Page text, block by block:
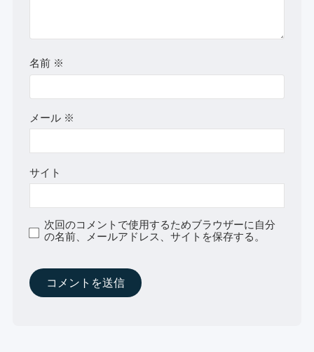
名前 ※
メール ※
サイト
次回のコメントで使用するためブラウザーに自分
の名前、メールアドレス、サイトを保存する。